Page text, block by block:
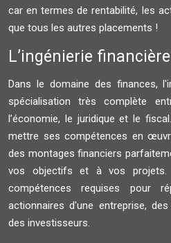
car en termes de rentabilité, les
que tous les autres placements !
L’ingénierie financière
Dans le domaine des finances,
spécialisation très complète
l’économie, le juridique et le
mettre ses compétences en
des montages financiers
vos objectifs et à vos projets.
compétences requises pour
actionnaires d'une entreprise,
des investisseurs.